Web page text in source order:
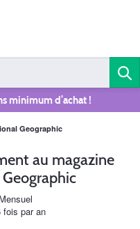
minimum d’achat !
Geographic
au magazine
Mensuel
fois par an